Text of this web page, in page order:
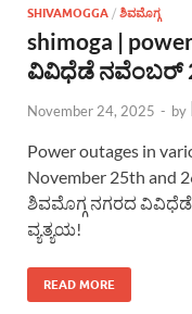
SHIVAMOGGA / ಶಿವಮೊಗ್ಗ
shimoga |
ವಿವಿಧೆಡೆ ನವೆಂಬರ್
November 24, 2025 - by
Power outages in
November 25th and
ಶಿವಮೊಗ್ಗ ನಗರದ ವಿವಿಧೆಡೆ
ವ್ಯತ್ಯಯ!
READ MORE